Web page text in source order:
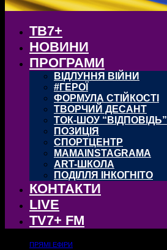
ТВ7+
НОВИНИ
ПРОГРАМИ
ВІДЛУННЯ ВІЙНИ
#ГЕРОЇ
ФОРМУЛА СТІЙКОСТІ
ТВОРЧИЙ ДЕСАНТ
ТОК-ШОУ “ВІДПОВІДЬ”
ПОЗИЦІЯ
СПОРТЦЕНТР
MAMAINSTAGRAMA
ART-ШКОЛА
ПОДІЛЛЯ ІНКОГНІТО
КОНТАКТИ
LIVE
TV7+ FM
ПРЯМІ ЕФІРИ